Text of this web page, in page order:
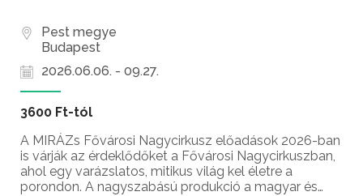
Pest megye
Budapest
2026.06.06. - 09.27.
3600 Ft-tól
A MIRÁZs Fővárosi Nagycirkusz előadások 2026-ban
is várják az érdeklődőket a Fővárosi Nagycirkuszban,
ahol egy varázslatos, mitikus világ kel életre a
porondon. A nagyszabású produkció a magyar és